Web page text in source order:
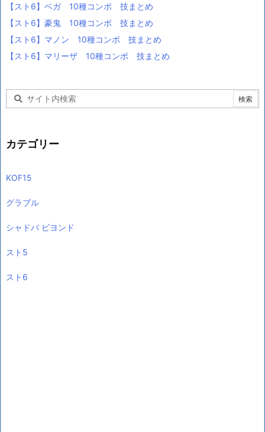
【スト6】ベガ 10種コンボ 技まとめ
【スト6】豪鬼 10種コンボ 技まとめ
【スト6】マノン 10種コンボ 技まとめ
【スト6】マリーザ 10種コンボ 技まとめ
カテゴリー
KOF15
グラブル
シャドバ ビヨンド
スト5
スト6